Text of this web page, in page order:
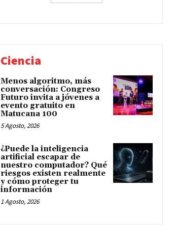
Ciencia
Menos algoritmo, más
conversación: Congreso
Futuro invita a jóvenes a
evento gratuito en
Matucana 100
5 Agosto, 2026
¿Puede la inteligencia
artificial escapar de
nuestro computador? Qué
riesgos existen realmente
y cómo proteger tu
información
1 Agosto, 2026